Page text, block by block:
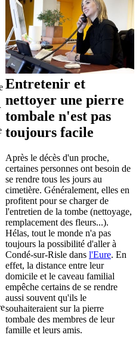
Entretenir et
nettoyer une pierre
tombale n'est pas
toujours facile
Après le décès d'un proche,
certaines personnes ont besoin de
se rendre tous les jours au
cimetière. Généralement, elles en
profitent pour se charger de
l'entretien de la tombe (nettoyage,
remplacement des fleurs...).
Hélas, tout le monde n'a pas
toujours la possibilité d'aller à
Condé-sur-Risle dans l'Eure. En
effet, la distance entre leur
domicile et le caveau familial
empêche certains de se rendre
aussi souvent qu'ils le
souhaiteraient sur la pierre
tombale des membres de leur
famille et leurs amis.